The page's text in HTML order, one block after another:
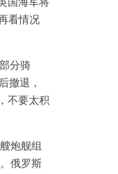
看情况
分骑
撤退，
不要太积
炮舰组
俄罗斯